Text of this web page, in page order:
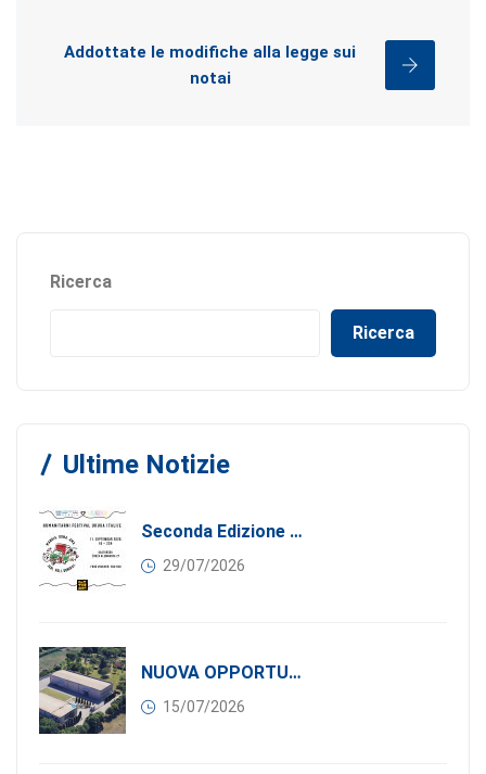
Addottate le modifiche alla legge sui
notai
Ricerca
Ricerca
Ultime Notizie
Seconda Edizione Di MANGIA. DONA. AMA: Quando La Gastronomia Incontra La Solidarietà, 11 Settembre 2026
29/07/2026
NUOVA OPPORTUNITÀ DI BUSINESS PER I SOCI DI CONFINDUSTRIA SERBIA: Affitasi Un Moderno Capannone Industriale A Pančevo – 1.200 M² Nella Zona Industriale
15/07/2026